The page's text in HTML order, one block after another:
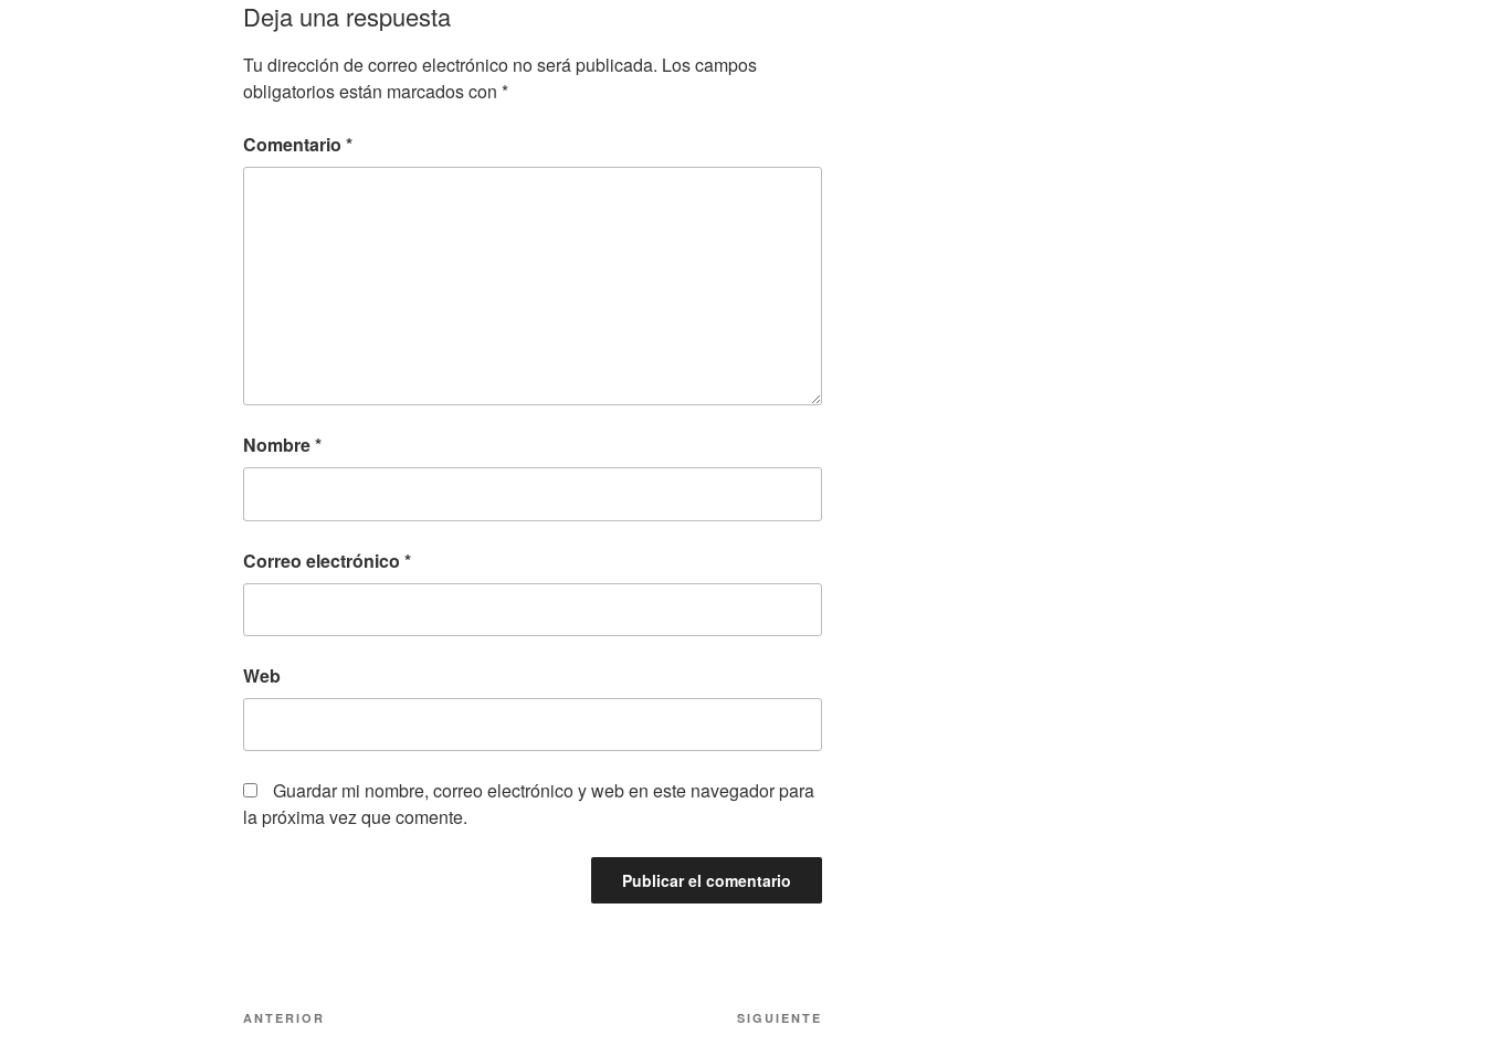
Deja una respuesta
Tu dirección de correo electrónico no será publicada. Los campos
obligatorios están marcados con *
Comentario *
Nombre*
Correo electrónico *
Web
Guardar mi nombre, correo electrónico y web en este navegador para
la próxima vez que comente.
Navegación
Entrada
ANTERIOR SIGUIENTE